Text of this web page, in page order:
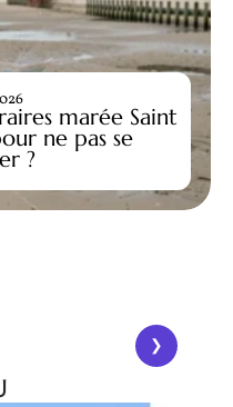
marée Saint
ne pas se
?